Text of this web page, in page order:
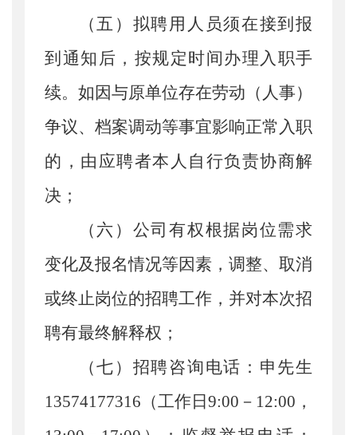
（五 ） 拟聘用人员须在接到报
到通知后，按规定时间办理入职手
续。如因与原单位存在劳动（人事）
争议、档案调动等事宜影响正常入职
的，由应聘者本人自行负责协商解
决 ；
（ 六 ） 公司有权根据岗位需求
变化及报名情况等因素，调整、取消
或终止岗位的招聘工作，并对本次招
聘有最终解释权；
（七 ） 招聘咨询电话： 申先生
13574177316 （工作日 9:00 － 12:00 ，